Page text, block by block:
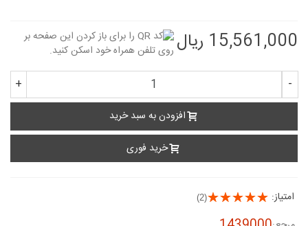
15,561,000 ریال
-
+
افزودن به سبد خرید
خرید فوری
امتیاز: (2)